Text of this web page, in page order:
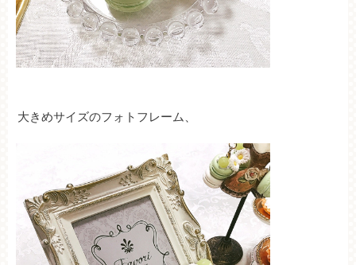
大きめサイズのフォトフレーム、